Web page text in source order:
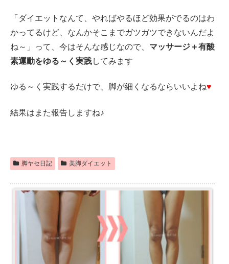
「ダイエットなんて、やればやるほど効果がでるのはわ
かってるけど、なんかそこまでガツガツできないんだよ
ね～」って、今はそんな感じなので、 マッサージ＋有酸
素運動をゆる～く実践してみます
ゆる～く実践するだけで、脚が細くなるならいいよね♥
結果はまた報告しますね♪
脚ヤセ日記 美脚ダイエット